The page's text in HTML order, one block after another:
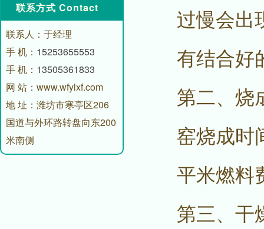
联系方式 Contact
联系人：于经理
手 机： 15253655553
手 机： 13505361833
网 站：www.wfylxf.com
地 址：潍坊市寒亭区206
国道与外环路转盘向东200
米南侧
过慢会出
有结合好
第二、烧
窑烧成时
平米燃料
第三、干